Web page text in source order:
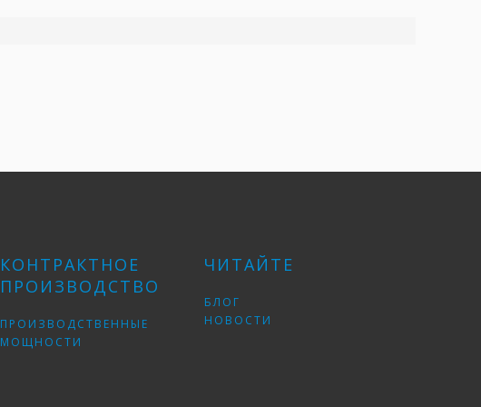
КОНТРАКТНОЕ
ПРОИЗВОДСТВО
ПРОИЗВОДСТВЕННЫЕ
МОЩНОСТИ
ЧИТАЙТЕ
БЛОГ
НОВОСТИ